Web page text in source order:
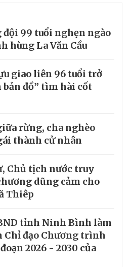
đội 99 tuổi nghẹn ngào
hùng La Văn Cầu
giao liên 96 tuổi trở
đồ” tìm hài cốt
rừng, cha nghèo
thành cử nhân
Chủ tịch nước truy
dũng cảm cho
Thiêp
tỉnh Ninh Bình làm
Chỉ đạo Chương trình
2026 - 2030 của